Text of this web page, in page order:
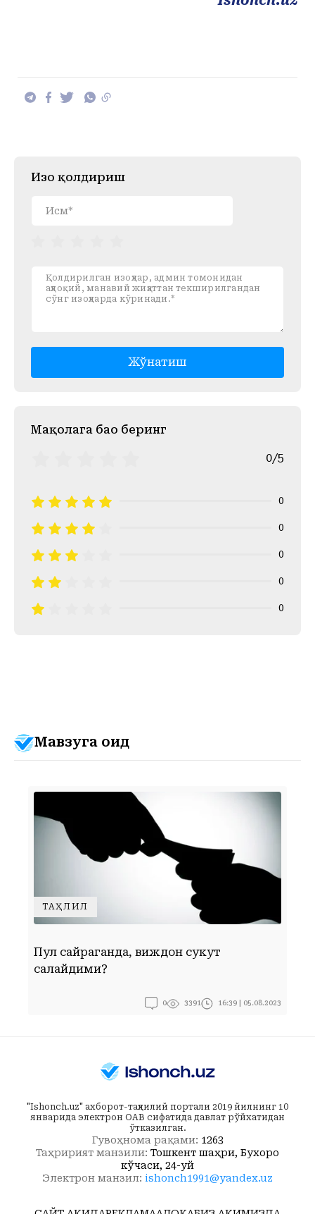
Изоҳ қолдириш
Жўнатиш
Mақолага баҳо беринг
0/5
0
0
0
0
0
Мавзуга оид
ТАҲЛИЛ
Пул сайраганда, виждон сукут
сақлайдими?
0 3391 16:39 | 05.08.2023
"Ishonch.uz" ахборот-таҳлилий портали 2019 йилнинг 10
январида электрон ОАВ сифатида давлат рўйхатидан
ўтказилган.
Гувоҳнома рақами: 1263
Таҳририят манзили: Тошкент шаҳри, Бухоро
кўчаси, 24-уй
Электрон манзил: ishonch1991@yandex.uz